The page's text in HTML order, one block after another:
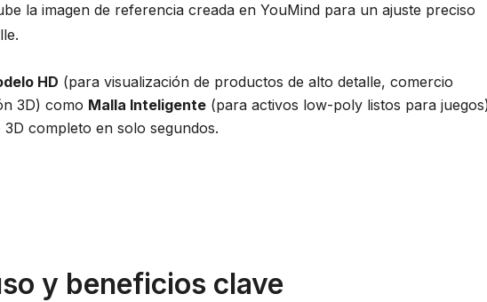
la imagen de referencia creada en YouMind para un ajuste preciso
HD (para visualización de productos de alto detalle, comercio
3D) como Malla Inteligente (para activos low-poly listos para
completo en solo segundos.
y beneficios clave